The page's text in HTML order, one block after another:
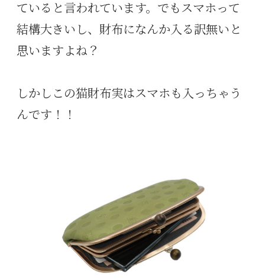
ていると言われています。でもスマホって
結構大きいし、財布になんか入る訳無いと
思いますよね？
しかしこの猫財布実はスマホも入っちゃう
んです！！